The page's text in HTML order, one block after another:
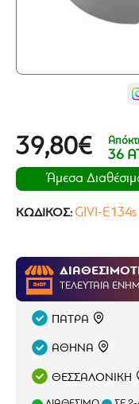
39,80€ 36
Άμεσα
ΚΩΔΙΚΌΣ: GIVI-E134s
ΤΕΛΕΥΤΑΊΑ
ΠΑΤΡΑ
ΑΘΗΝΑ
ΘΕΣΣΑΛΟΝΙΚΗ